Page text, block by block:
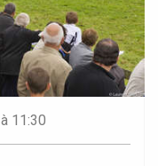
à 11:30